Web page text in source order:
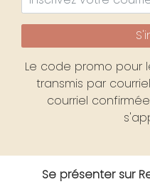
Le code promo pour
transmis par
courriel
Se présenter sur